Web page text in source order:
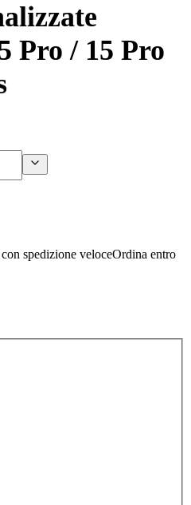
Pro / 15 Pro
con spedizione veloceOrdina entro